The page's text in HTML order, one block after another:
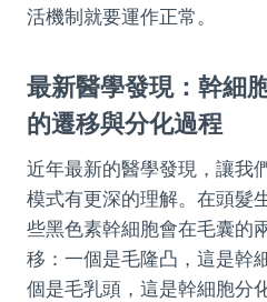
活機制就要運作正常。
最新醫學發現：幹細
的遷移與分化過程
近年最新的醫學發現，讓我
模式有更深的理解。在頭髮
些黑色素幹細胞會在毛囊的
移：一個是毛隆凸，這是幹
個是毛乳頭，這是幹細胞分